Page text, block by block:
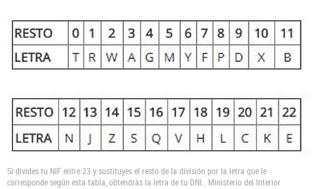
Si divides tu NIF entre 23 y sustituyes el resto de la división por la letra que le
corresponde según esta tabla, obtendrás la letra de tu DNI.. Ministerio del Interior